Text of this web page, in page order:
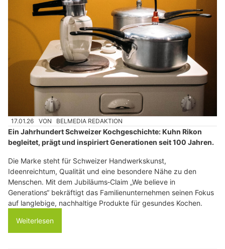
17.01.26 VON BELMEDIA REDAKTION
Ein Jahrhundert Schweizer Kochgeschichte: Kuhn Rikon
begleitet, prägt und inspiriert Generationen seit 100 Jahren.
Die Marke steht für Schweizer Handwerkskunst,
Ideenreichtum, Qualität und eine besondere Nähe zu den
Menschen. Mit dem Jubiläums‑Claim „We believe in
Generations“ bekräftigt das Familienunternehmen seinen Fokus
auf langlebige, nachhaltige Produkte für gesundes Kochen.
Weiterlesen